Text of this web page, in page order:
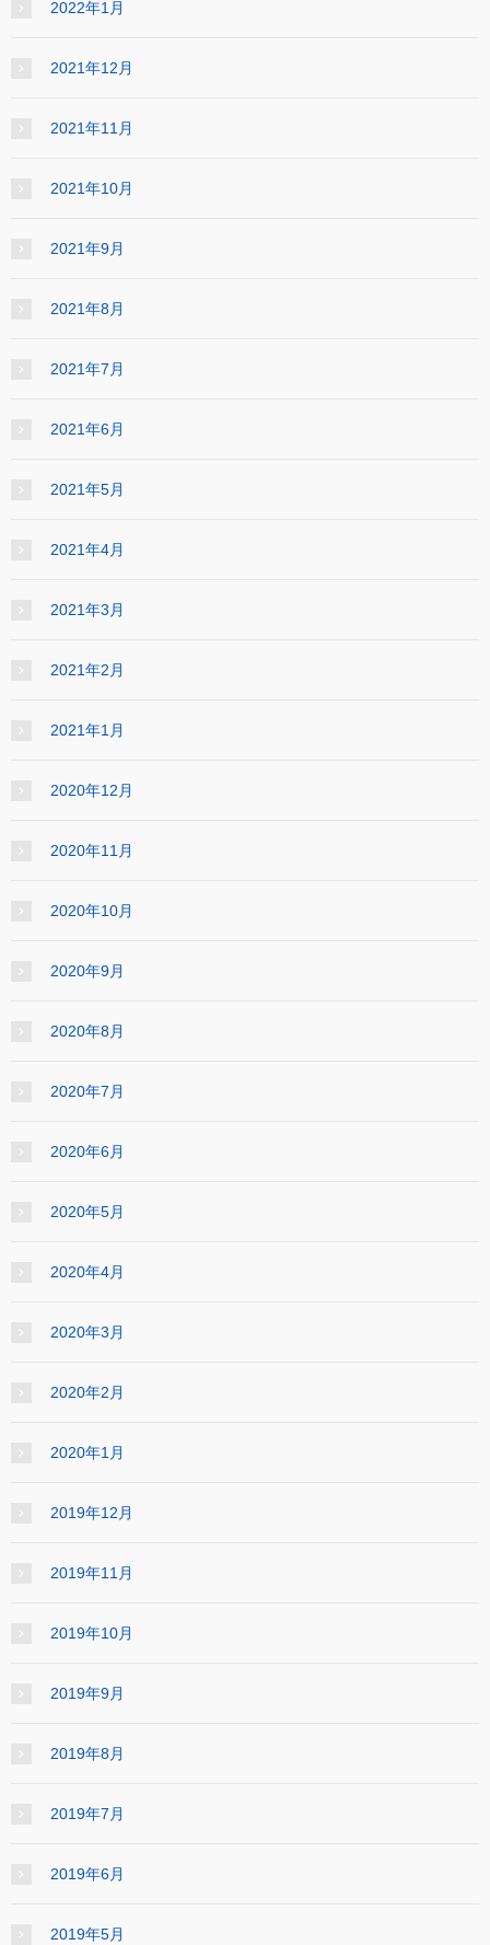
2022年1月
2021年12月
2021年11月
2021年10月
2021年9月
2021年8月
2021年7月
2021年6月
2021年5月
2021年4月
2021年3月
2021年2月
2021年1月
2020年12月
2020年11月
2020年10月
2020年9月
2020年8月
2020年7月
2020年6月
2020年5月
2020年4月
2020年3月
2020年2月
2020年1月
2019年12月
2019年11月
2019年10月
2019年9月
2019年8月
2019年7月
2019年6月
2019年5月